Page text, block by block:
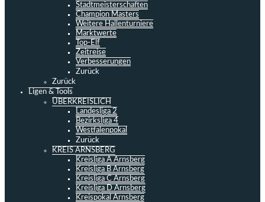
Stadtmeisterschaften
Champion Masters
Weitere Hallenturniere
Marktwerte
Top-Elf
Zeitreise
Verbesserungen
Zurück
Zurück
Ligen & Tools
ÜBERKREISLICH
Landesliga 2
Bezirksliga 4
Westfalenpokal
Zurück
KREIS ARNSBERG
Kreisliga A Arnsberg
Kreisliga B Arnsberg
Kreisliga C Arnsberg
Kreisliga D Arnsberg
Kreispokal Arnsberg